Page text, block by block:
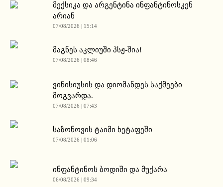
მექსიკა და არგენტინა ინფანტინოსკენ
არიან
07/08/2026 | 15:14
მაგნეს აკლიუში პსჟ-შია!
07/08/2026 | 08:46
ვინისიუსის და დიომანდეს საქმეები
მოგვარდა.
07/08/2026 | 07:43
საზონოვის ტაიმი ხეტაფეში
07/08/2026 | 01:06
ინფანტინოს ბოდიში და მუქარა
06/08/2026 | 09:34